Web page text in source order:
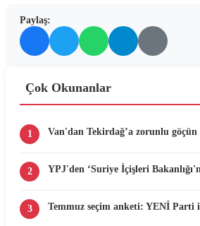
Paylaş:
Çok Okunanlar
1 Van'dan Tekirdağ’a zorunlu
2 YPJ'den ‘Suriye İçişleri
3 Temmuz seçim anketi: YENİ